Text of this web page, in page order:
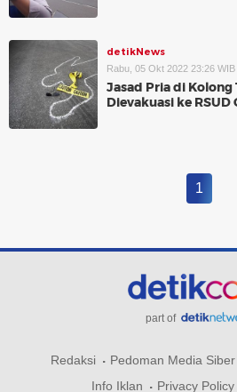
detikNews
Rabu, 05 Okt 2022 23:26 WIB
Jasad Pria di Kolong
Dievakuasi ke RSUD
1
part of
Redaksi Pedoman Media Siber
Info Iklan
Privacy Policy